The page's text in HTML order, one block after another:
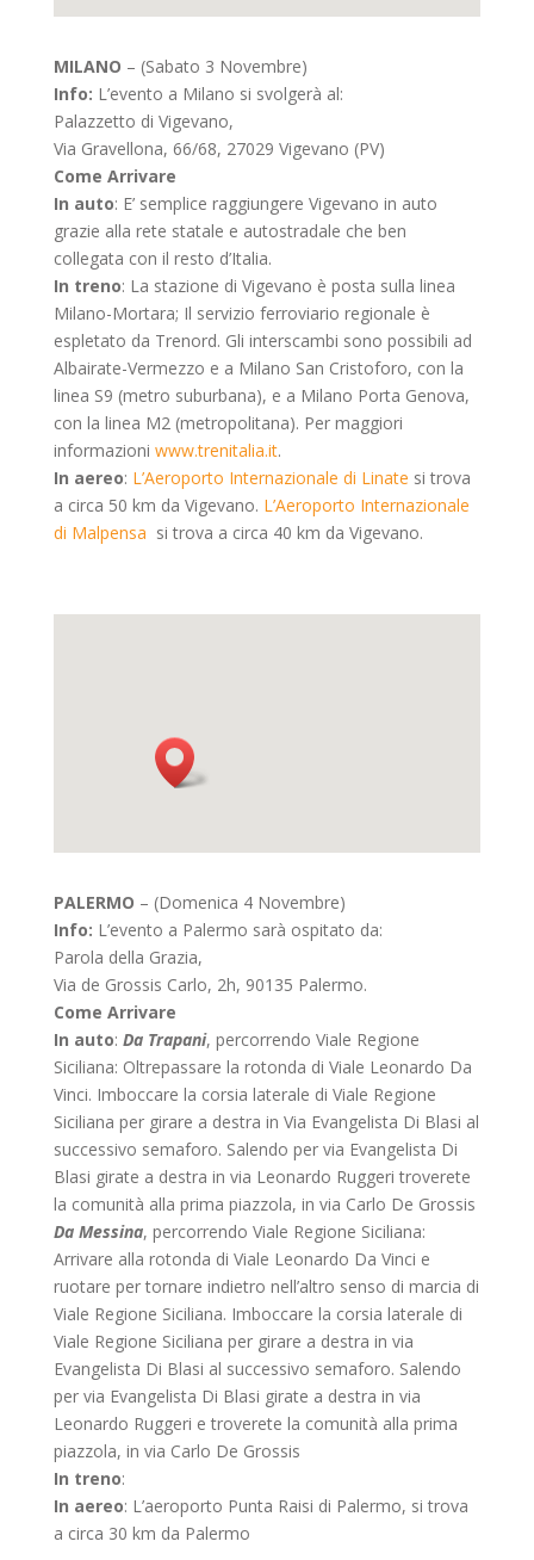
MILANO – (Sabato 3 Novembre)
Info: L’evento a Milano si svolgerà al:
Palazzetto di Vigevano,
Via Gravellona, 66/68, 27029 Vigevano (PV)
Come Arrivare
In auto: E’ semplice raggiungere Vigevano in auto
grazie alla rete statale e autostradale che ben
collegata con il resto d’Italia.
In treno: La stazione di Vigevano è posta sulla linea
Milano-Mortara; Il servizio ferroviario regionale è
espletato da Trenord. Gli interscambi sono possibili ad
Albairate-Vermezzo e a Milano San Cristoforo, con la
linea S9 (metro suburbana), e a Milano Porta Genova,
con la linea M2 (metropolitana). Per maggiori
informazioni www.trenitalia.it.
In aereo: L’Aeroporto Internazionale di Linate si trova
a circa 50 km da Vigevano. L’Aeroporto Internazionale
di Malpensa si trova a circa 40 km da Vigevano.
PALERMO – (Domenica 4 Novembre)
Info: L’evento a Palermo sarà ospitato da:
Parola della Grazia,
Via de Grossis Carlo, 2h, 90135 Palermo.
Come Arrivare
In auto: Da Trapani, percorrendo Viale Regione
Siciliana: Oltrepassare la rotonda di Viale Leonardo Da
Vinci. Imboccare la corsia laterale di Viale Regione
Siciliana per girare a destra in Via Evangelista Di Blasi al
successivo semaforo. Salendo per via Evangelista Di
Blasi girate a destra in via Leonardo Ruggeri troverete
la comunità alla prima piazzola, in via Carlo De Grossis
Da Messina, percorrendo Viale Regione Siciliana:
Arrivare alla rotonda di Viale Leonardo Da Vinci e
ruotare per tornare indietro nell’altro senso di marcia di
Viale Regione Siciliana. Imboccare la corsia laterale di
Viale Regione Siciliana per girare a destra in via
Evangelista Di Blasi al successivo semaforo. Salendo
per via Evangelista Di Blasi girate a destra in via
Leonardo Ruggeri e troverete la comunità alla prima
piazzola, in via Carlo De Grossis
In treno:
In aereo: L’aeroporto Punta Raisi di Palermo, si trova
a circa 30 km da Palermo